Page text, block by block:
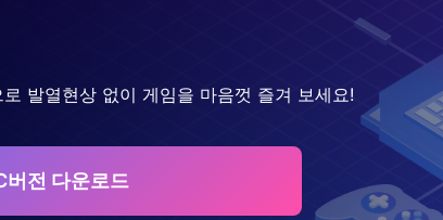
발열현상 없이 게임을 마음껏 즐겨 보세요!
버전 다운로드